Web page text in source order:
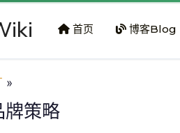
首页 博客Blog
牌策略